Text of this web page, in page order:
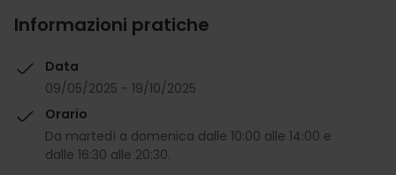
Informazioni pratiche
Data
09/05/2025 - 19/10/2025
Orario
Da martedì a domenica dalle 10:00 alle 14:00 e
dalle 16:30 alle 20:30.